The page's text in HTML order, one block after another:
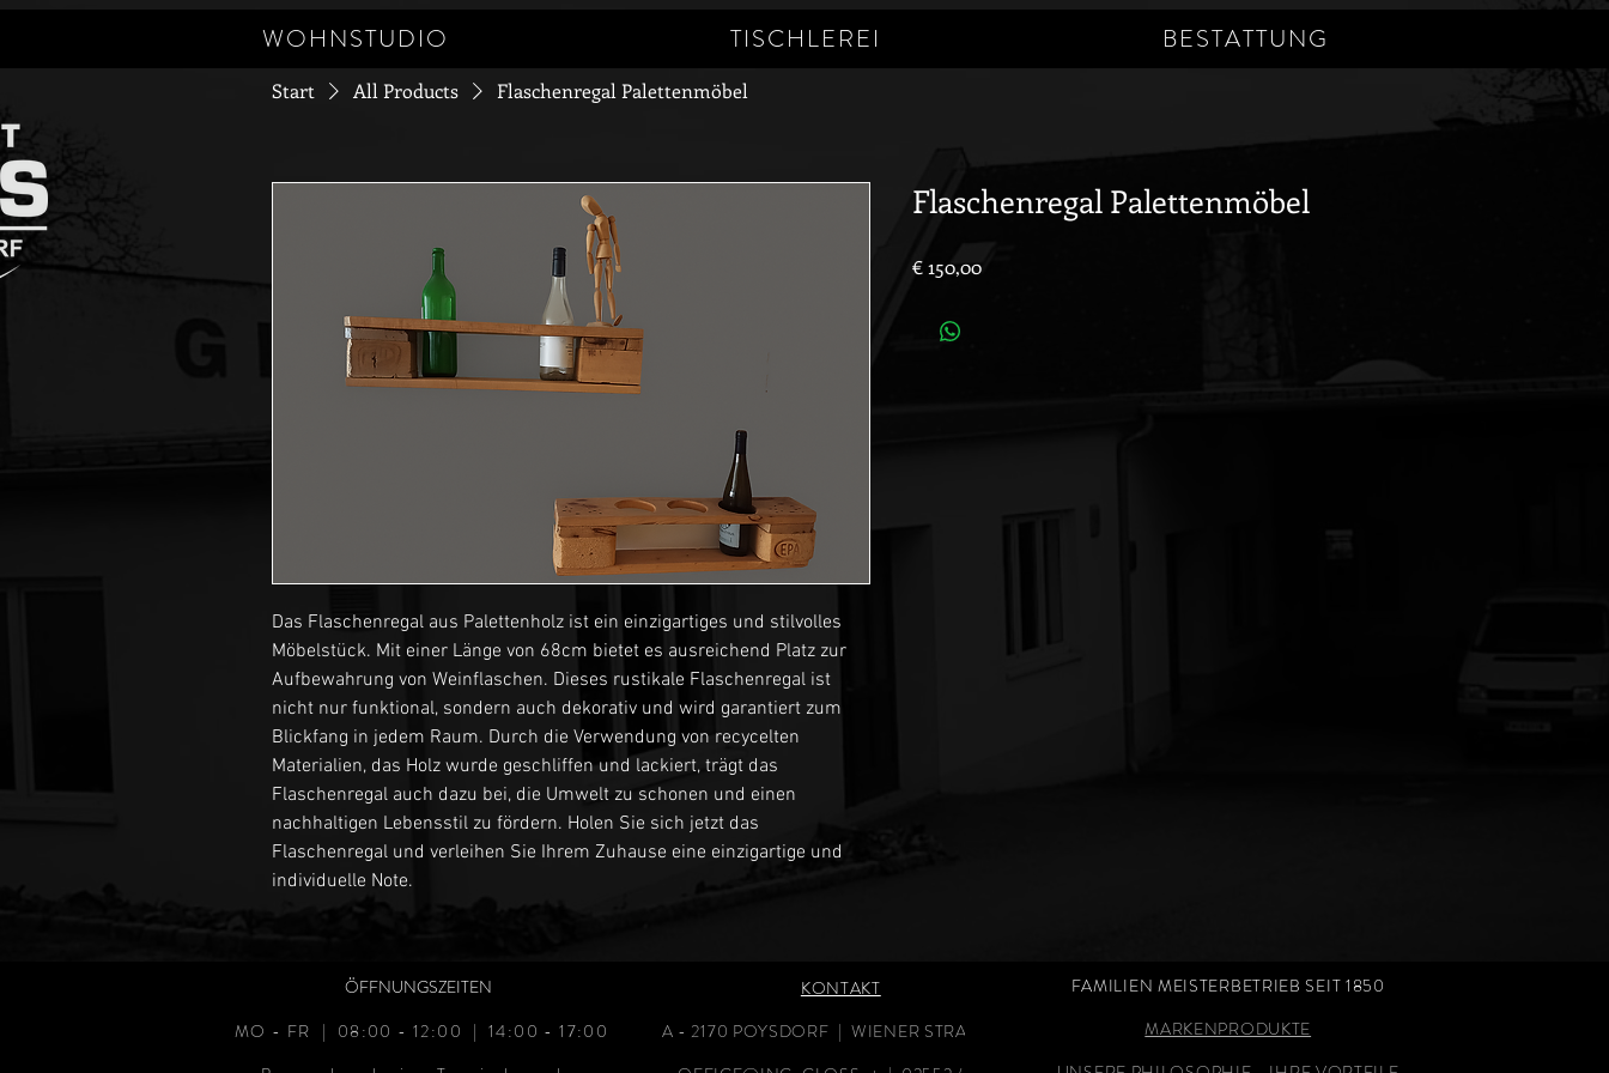
WOHNSTUDIO TISCHLEREI BESTATTUNG
Start All Products Flaschenregal Palettenmöbel
Das Flaschenregal aus Palettenholz ist ein einzigartiges und stilvolles
Möbelstück. Mit einer Länge von 68cm bietet es ausreichend Platz zur
Aufbewahrung von Weinflaschen. Dieses rustikale Flaschenregal ist
nicht nur funktional, sondern auch dekorativ und wird garantiert zum
Blickfang in jedem Raum. Durch die Verwendung von recycelten
Materialien, das Holz wurde geschliffen und lackiert, trägt das
Flaschenregal auch dazu bei, die Umwelt zu schonen und einen
nachhaltigen Lebensstil zu fördern. Holen Sie sich jetzt das
Flaschenregal und verleihen Sie Ihrem Zuhause eine einzigartige und
individuelle Note.
Flaschenregal Palettenmöbel
€ 150,00Preis
ÖFFNUNGSZEITEN
MO - FR | 08:00 - 12:00 | 14:00 - 17:00
KONTAKT
A - 2170 POYSDORF | WIENER STRASSE 19
FAMILIEN MEISTERBETRIEB SEIT 1850
MARKENPRODUKTE